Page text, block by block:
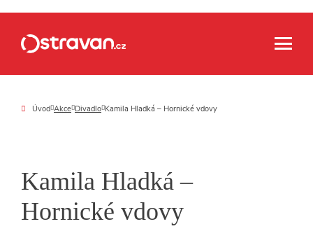
Úvod Akce Divadlo Kamila Hladká – Hornické vdovy
Kamila Hladká –
Hornické vdovy